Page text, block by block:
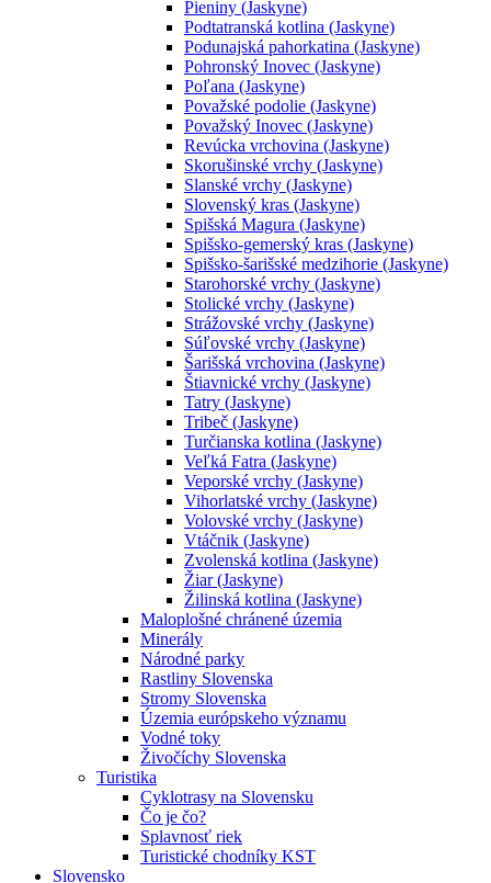
Pieniny (Jaskyne)
Podtatranská kotlina (Jaskyne)
Podunajská pahorkatina (Jaskyne)
Pohronský Inovec (Jaskyne)
Poľana (Jaskyne)
Považské podolie (Jaskyne)
Považský Inovec (Jaskyne)
Revúcka vrchovina (Jaskyne)
Skorušinské vrchy (Jaskyne)
Slanské vrchy (Jaskyne)
Slovenský kras (Jaskyne)
Spišská Magura (Jaskyne)
Spišsko-gemerský kras (Jaskyne)
Spišsko-šarišské medzihorie (Jaskyne)
Starohorské vrchy (Jaskyne)
Stolické vrchy (Jaskyne)
Strážovské vrchy (Jaskyne)
Súľovské vrchy (Jaskyne)
Šarišská vrchovina (Jaskyne)
Štiavnické vrchy (Jaskyne)
Tatry (Jaskyne)
Tribeč (Jaskyne)
Turčianska kotlina (Jaskyne)
Veľká Fatra (Jaskyne)
Veporské vrchy (Jaskyne)
Vihorlatské vrchy (Jaskyne)
Volovské vrchy (Jaskyne)
Vtáčnik (Jaskyne)
Zvolenská kotlina (Jaskyne)
Žiar (Jaskyne)
Žilinská kotlina (Jaskyne)
Maloplošné chránené územia
Minerály
Národné parky
Rastliny Slovenska
Stromy Slovenska
Územia európskeho významu
Vodné toky
Živočíchy Slovenska
Turistika
Cyklotrasy na Slovensku
Čo je čo?
Splavnosť riek
Turistické chodníky KST
Slovensko